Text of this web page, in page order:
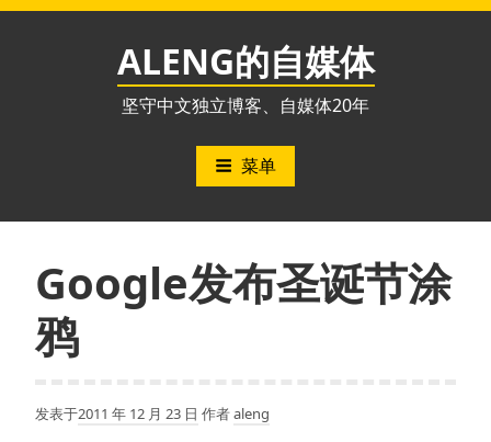
跳
ALENG的自媒体
坚守中文独立博客、自媒体20年
菜单
Google发布圣诞节涂
鸦
发表于2011 年 12 月 23 日 作者aleng